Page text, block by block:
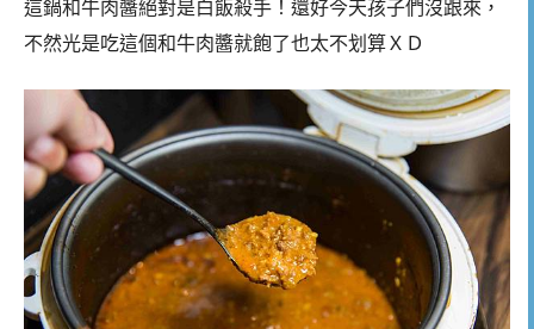
這鍋和牛肉醬絕對是白飯殺手！還好今天孩子們沒跟來，
不然光是吃這個和牛肉醬就飽了也太不划算ＸＤ